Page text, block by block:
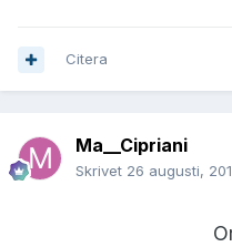
Citera
Ma__Cipriani
Skrivet 26 augusti,